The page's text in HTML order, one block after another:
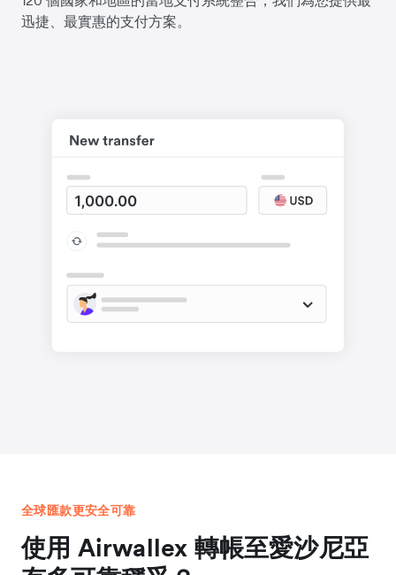
迅捷、最實惠的支付方案。
全球匯款更安全可靠
使用 Airwallex 轉帳至愛沙尼亞